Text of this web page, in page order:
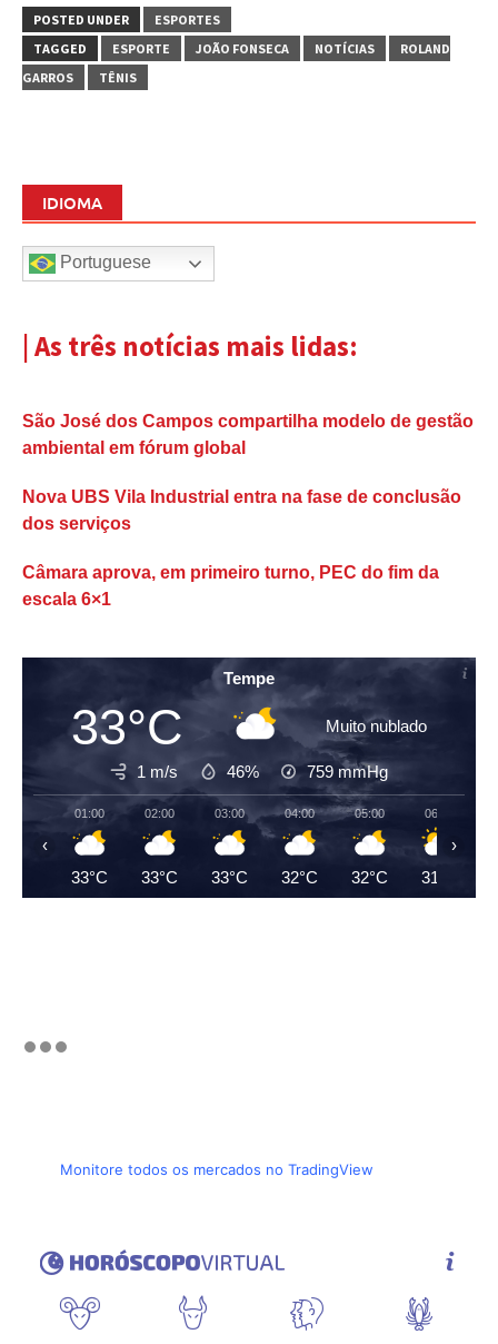
POSTED UNDER
ESPORTES
TAGGED
ESPORTE JOÃO FONSECA NOTÍCIAS
ROLAND
GARROS
TÊNIS
IDIOMA
Portuguese
| As três notícias mais lidas:
São José dos Campos compartilha modelo de gestão
ambiental em fórum global
Nova UBS Vila Industrial entra na fase de conclusão
dos serviços
Câmara aprova, em primeiro turno, PEC do fim da
escala 6×1
Tempe
33°C Muito nublado
1 m/s 46% 759 mmHg
01:00
33°C
02:00
33°C
03:00
33°C
04:00
32°C
05:00
32°C
06:00
31°C
‹ ›
Monitore todos os mercados no TradingView